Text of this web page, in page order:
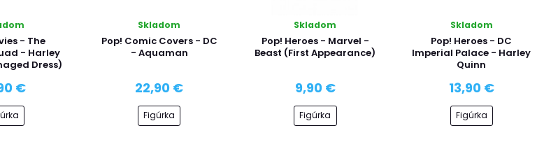
- The
- Harley
Dress)
€
Skladom
Pop! Comic Covers - DC
- Aquaman
22,90 €
Figúrka
Skladom
Pop! Heroes - Marvel -
Beast (First Appearance)
9,90 €
Figúrka
Skladom
Pop! Heroes - DC
Imperial Palace - Harley
Quinn
13,90 €
Figúrka